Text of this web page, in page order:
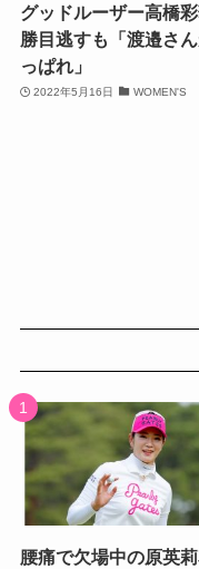
グッドルーザー高橋
勝目逃すも「渡邉さ
っぱれ」
2022年5月16日 WOMEN'S
腰痛で欠場中の原英